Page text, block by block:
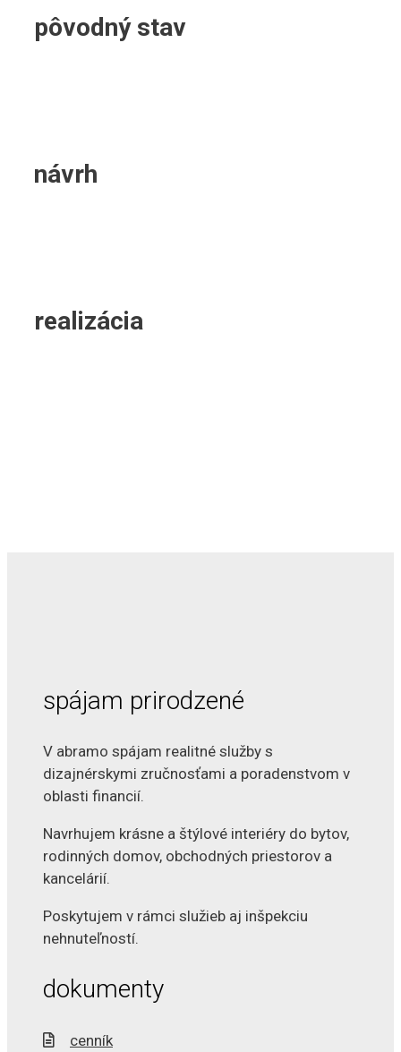
pôvodný stav
návrh
realizácia
spájam prirodzené
V abramo spájam realitné služby s
dizajnérskymi zručnosťami a poradenstvom v
oblasti financií.
Navrhujem krásne a štýlové interiéry do bytov,
rodinných domov, obchodných priestorov a
kancelárií.
Poskytujem v rámci služieb aj inšpekciu
nehnuteľností.
dokumenty
cenník